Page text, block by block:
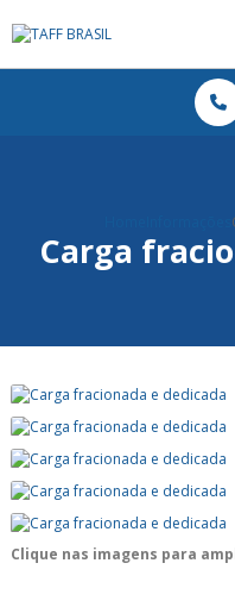
Carga
Clique nas imagens para